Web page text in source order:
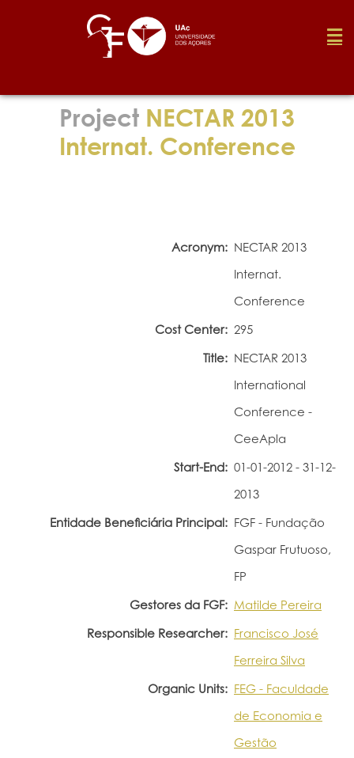
Foundation
Project NECTAR 2013
Internat. Conference
Acronym: NECTAR 2013
Internat.
Conference
Cost Center: 295
Title: NECTAR 2013
International
Conference -
CeeApla
Start-End: 01-01-2012 - 31-12-
2013
Entidade Beneficiária Principal: FGF - Fundação
Gaspar Frutuoso,
FP
Gestores da FGF: Matilde Pereira
Responsible Researcher: Francisco José
Ferreira Silva
Organic Units: FEG - Faculdade
de Economia e
Gestão